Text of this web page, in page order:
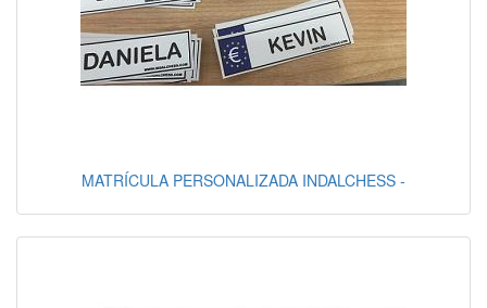
MATRÍCULA PERSONALIZADA INDALCHESS -